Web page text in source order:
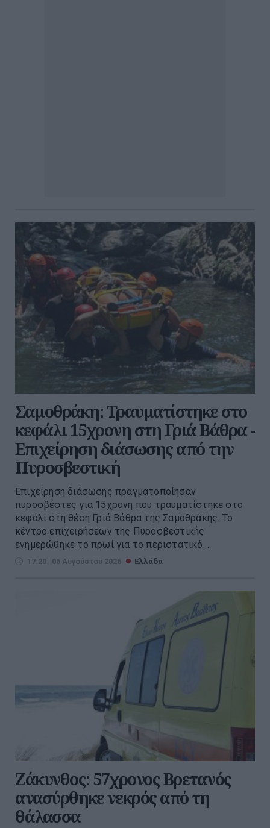
Σαμοθράκη: Τραυματίστηκε στο
κεφάλι 15χρονη στη Γριά Βάθρα -
Επιχείρηση διάσωσης από την
Πυροσβεστική
Επιχείρηση διάσωσης πραγματοποίησαν
πυροσβέστες για 15χρονη που τραυματίστηκε στο
κεφάλι στη θέση Γριά Βάθρα της Σαμοθράκης. Το
κέντρο επιχειρήσεων της Πυροσβεστικής
ενημερώθηκε το πρωί για το περιστατικό. ...
17:20 | 06 Αυγούστου 2026 Ελλάδα
Ζάκυνθος: 57χρονος Βρετανός
ανασύρθηκε νεκρός από τη
θάλασσα